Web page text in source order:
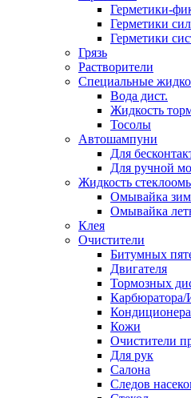
Герметики-
Герметики
Герметики
Грязь
Растворители
Специальные
Вода дист.
Жидкость
Тосолы
Автошампуни
Для
Для ручной
Жидкость
Омывайка
Омывайка
Клея
Очистители
Битумных
Двигателя
Тормозных
Карбюратора/
Кондиционера
Кожи
Очистители
Для рук
Салона
Следов